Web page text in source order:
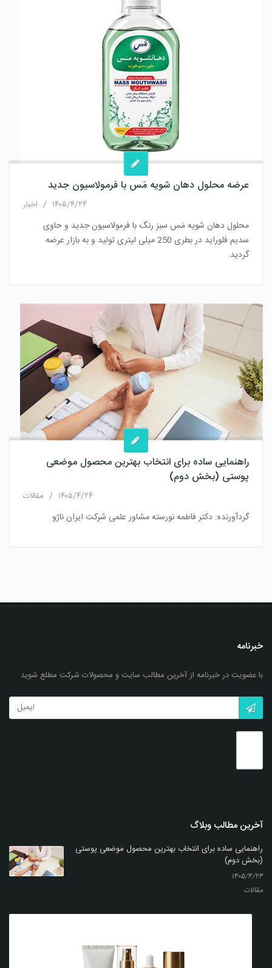
عرضه محلول دهان شویه مَس با فرمولاسیون جدید
۱۴۰۵/۴/۲۴ / اخبار
محلول دهان شویه مَس سبز رنگ با فرمولاسیون جدید و حاوی
سدیم فلوراید در بطری 250 میلی لیتری تولید و به بازار عرضه
گردید.
راهنمایی ساده برای انتخاب بهترین محصول موضعی
پوستی (بخش دوم)
۱۴۰۵/۴/۲۴ / مقالات
گردآورنده: دکتر فاطمه نورسته مشاور علمی شرکت ایران ناژو
خبرنامه
با عضویت در خبرنامه از آخرین مطالب سایت و محصولات شرکت مطلع شوید
آخرین مطالب وبلاگ
راهنمایی ساده برای انتخاب بهترین محصول موضعی پوستی
(بخش دوم)
۱۴۰۵/۴/۲۴
مقالات